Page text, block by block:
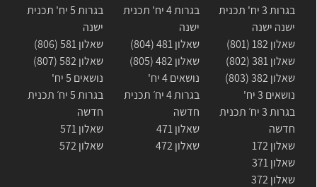
בגרות 3 יח' תכנית
ישנה ישנה
שאלון 182 (801)
שאלון 381 (802)
שאלון 382 (803)
נושאים 3 יח'
בגרות 3 יח׳ תכנית
חדשה
שאלון 172
שאלון 371
שאלון 372
בגרות 4 יח' תכנית
ישנה
שאלון 481 (804)
שאלון 482 (805)
נושאים 4 יח'
בגרות 4 יח׳ תכנית
חדשה
שאלון 471
שאלון 472
בגרות 5 יח' תכנית
ישנה
שאלון 581 (806)
שאלון 582 (807)
נושאים 5 יח'
בגרות 5 יח׳ תכנית
חדשה
שאלון 571
שאלון 572